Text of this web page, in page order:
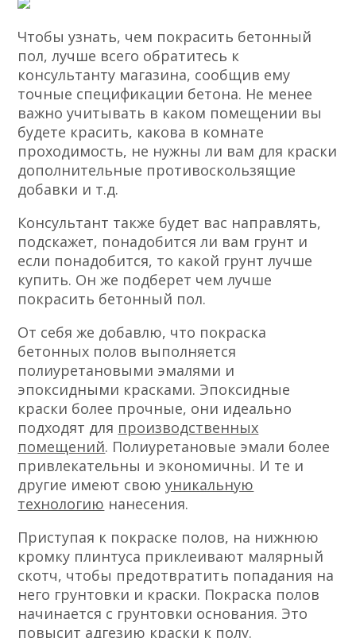
Чтобы узнать, чем покрасить бетонный
пол, лучше всего обратитесь к
консультанту магазина, сообщив ему
точные спецификации бетона. Не менее
важно учитывать в каком помещении вы
будете красить, какова в комнате
проходимость, не нужны ли вам для краски
дополнительные противоскользящие
добавки и т.д.
Консультант также будет вас направлять,
подскажет, понадобится ли вам грунт и
если понадобится, то какой грунт лучше
купить. Он же подберет чем лучше
покрасить бетонный пол.
От себя же добавлю, что покраска
бетонных полов выполняется
полиуретановыми эмалями и
эпоксидными красками. Эпоксидные
краски более прочные, они идеально
подходят для производственных
помещений. Полиуретановые эмали более
привлекательны и экономичны. И те и
другие имеют своюуникальную
технологию нанесения.
Приступая к покраске полов, на нижнюю
кромку плинтуса приклеивают малярный
скотч, чтобы предотвратить попадания на
него грунтовки и краски. Покраска полов
начинается с грунтовки основания. Это
повысит адгезию краски к полу.